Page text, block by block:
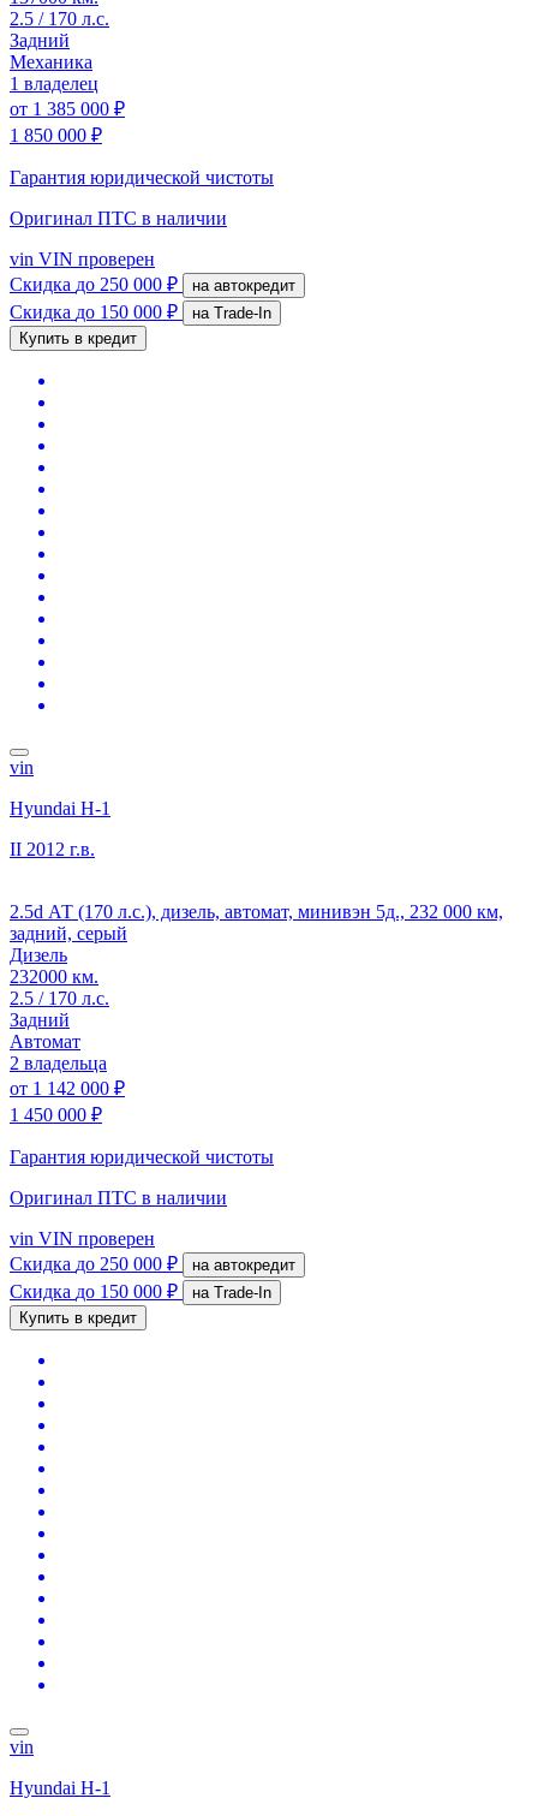
2.5 / 170 л.с.
Задний
Механика
1 владелец
от 1 385 000 ₽
1 850 000 ₽
Гарантия юридической чистоты
Оригинал ПТС в наличии
vin VIN проверен
Скидка до 250 000 ₽ на автокредит
Скидка до 150 000 ₽
на Trade-In
Купить в кредит
vin
Hyundai H-1
II 2012 г.в.
2.5d АТ (170 л.с.), дизель, автомат, минивэн 5д., 232 000 км,
задний, серый
Дизель
232000 км.
2.5 / 170 л.с.
Задний
Автомат
2 владельца
от 1 142 000 ₽
1 450 000 ₽
Гарантия юридической чистоты
Оригинал ПТС в наличии
vin VIN проверен
Скидка до 250 000 ₽ на автокредит
Скидка до 150 000 ₽
на Trade-In
Купить в кредит
vin
Hyundai H-1